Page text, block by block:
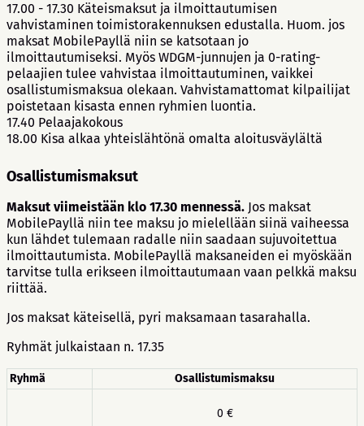
17.00 - 17.30 Käteismaksut ja ilmoittautumisen
vahvistaminen toimistorakennuksen edustalla. Huom. jos
maksat MobilePayllä niin se katsotaan jo
ilmoittautumiseksi. Myös WDGM-junnujen ja 0-rating-
pelaajien tulee vahvistaa ilmoittautuminen, vaikkei
osallistumismaksua olekaan. Vahvistamattomat kilpailijat
poistetaan kisasta ennen ryhmien luontia.
17.40 Pelaajakokous
18.00 Kisa alkaa yhteislähtönä omalta aloitusväylältä
Osallistumismaksut
Maksut viimeistään klo 17.30 mennessä. Jos maksat
MobilePayllä niin tee maksu jo mielellään siinä vaiheessa
kun lähdet tulemaan radalle niin saadaan sujuvoitettua
ilmoittautumista. MobilePayllä maksaneiden ei myöskään
tarvitse tulla erikseen ilmoittautumaan vaan pelkkä maksu
riittää.
Jos maksat käteisellä, pyri maksamaan tasarahalla.
Ryhmät julkaistaan n. 17.35
Ryhmä Osallistumismaksu
0 €